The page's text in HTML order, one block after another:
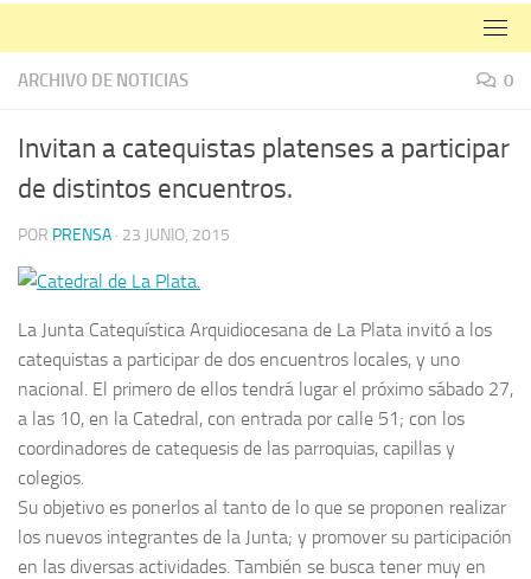
ARCHIVO DE NOTICIAS 0
Invitan a catequistas platenses a participar
de distintos encuentros.
POR PRENSA · 23 JUNIO, 2015
La Junta Catequística Arquidiocesana de La Plata invitó a los
catequistas a participar de dos encuentros locales, y uno
nacional. El primero de ellos tendrá lugar el próximo sábado 27,
a las 10, en la Catedral, con entrada por calle 51; con los
coordinadores de catequesis de las parroquias, capillas y
colegios.
Su objetivo es ponerlos al tanto de lo que se proponen realizar
los nuevos integrantes de la Junta; y promover su participación
en las diversas actividades. También se busca tener muy en